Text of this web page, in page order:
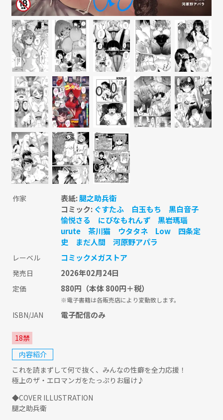
作家 表紙:腿之助兵衛
コミック: ぐすたふ 白玉もち
黒白音子
愉悦さる
にびなもれんず
黒岩瑪瑙
urute
茶川猫 ウタタネ Low
四条定
史
まだ人間 河原野アパラ
レーベル コミックメガストア
発売日 2026年02月24日
定価 880円 （本体 800円＋税）
※電子書籍は各販売店により変動致します。
ISBN/JAN 電子配信のみ
18禁
内容紹介
これを読まずして何で抜く、みんなの性癖を全力応援！
極上のザ・エロマンガをたっぷりお届け♪
◆COVER ILLUSTRATION
腿之助兵衛